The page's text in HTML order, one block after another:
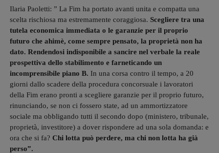
Ilaria Paoletti: ” La Fim ha portato avanti unita e compatta una
scelta rischiosa ma estremamente coraggiosa. Scegliere tra una
tutela economica immediata o le garanzie per il proprio
futuro che ahimè, come sempre pensato, la proprietà non ha
dato. Rendendosi indisponibile a sancire nel verbale la reale
prospettiva dello stabilimento e farneticando un
incomprensibile piano B. In una corsa contro il tempo, a 20
giorni dallo scadere della procedura concorsuale i lavoratori
della Fim erano pronti a scegliere garanzie per il proprio futuro,
rinunciando, se non ci fossero state, ad un ammortizzatore
sociale ma obbligando tutti il secondo dopo (ministero, tribunale,
proprietà, investitore) a dover rispondere ad una sola domanda: e
ora che si fa? Chi lotta può perdere, ma chi non lotta ha già
perso”.